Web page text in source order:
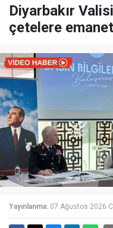
Diyarbakır
çetelere
Yayınlanma: 07 Ağustos 2026